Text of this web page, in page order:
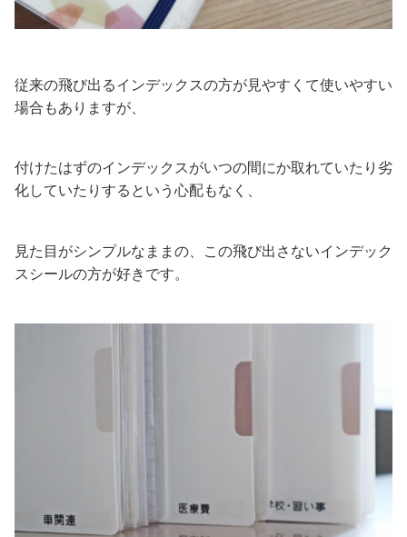
従来の飛び出るインデックスの方が見やすくて使いやすい
場合もありますが、
付けたはずのインデックスがいつの間にか取れていたり劣
化していたりするという心配もなく、
見た目がシンプルなままの、この飛び出さないインデック
スシールの方が好きです。